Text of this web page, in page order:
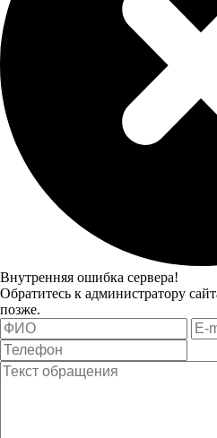
Внутренняя ошибка сервера!
Обратитесь к администратору
позже.